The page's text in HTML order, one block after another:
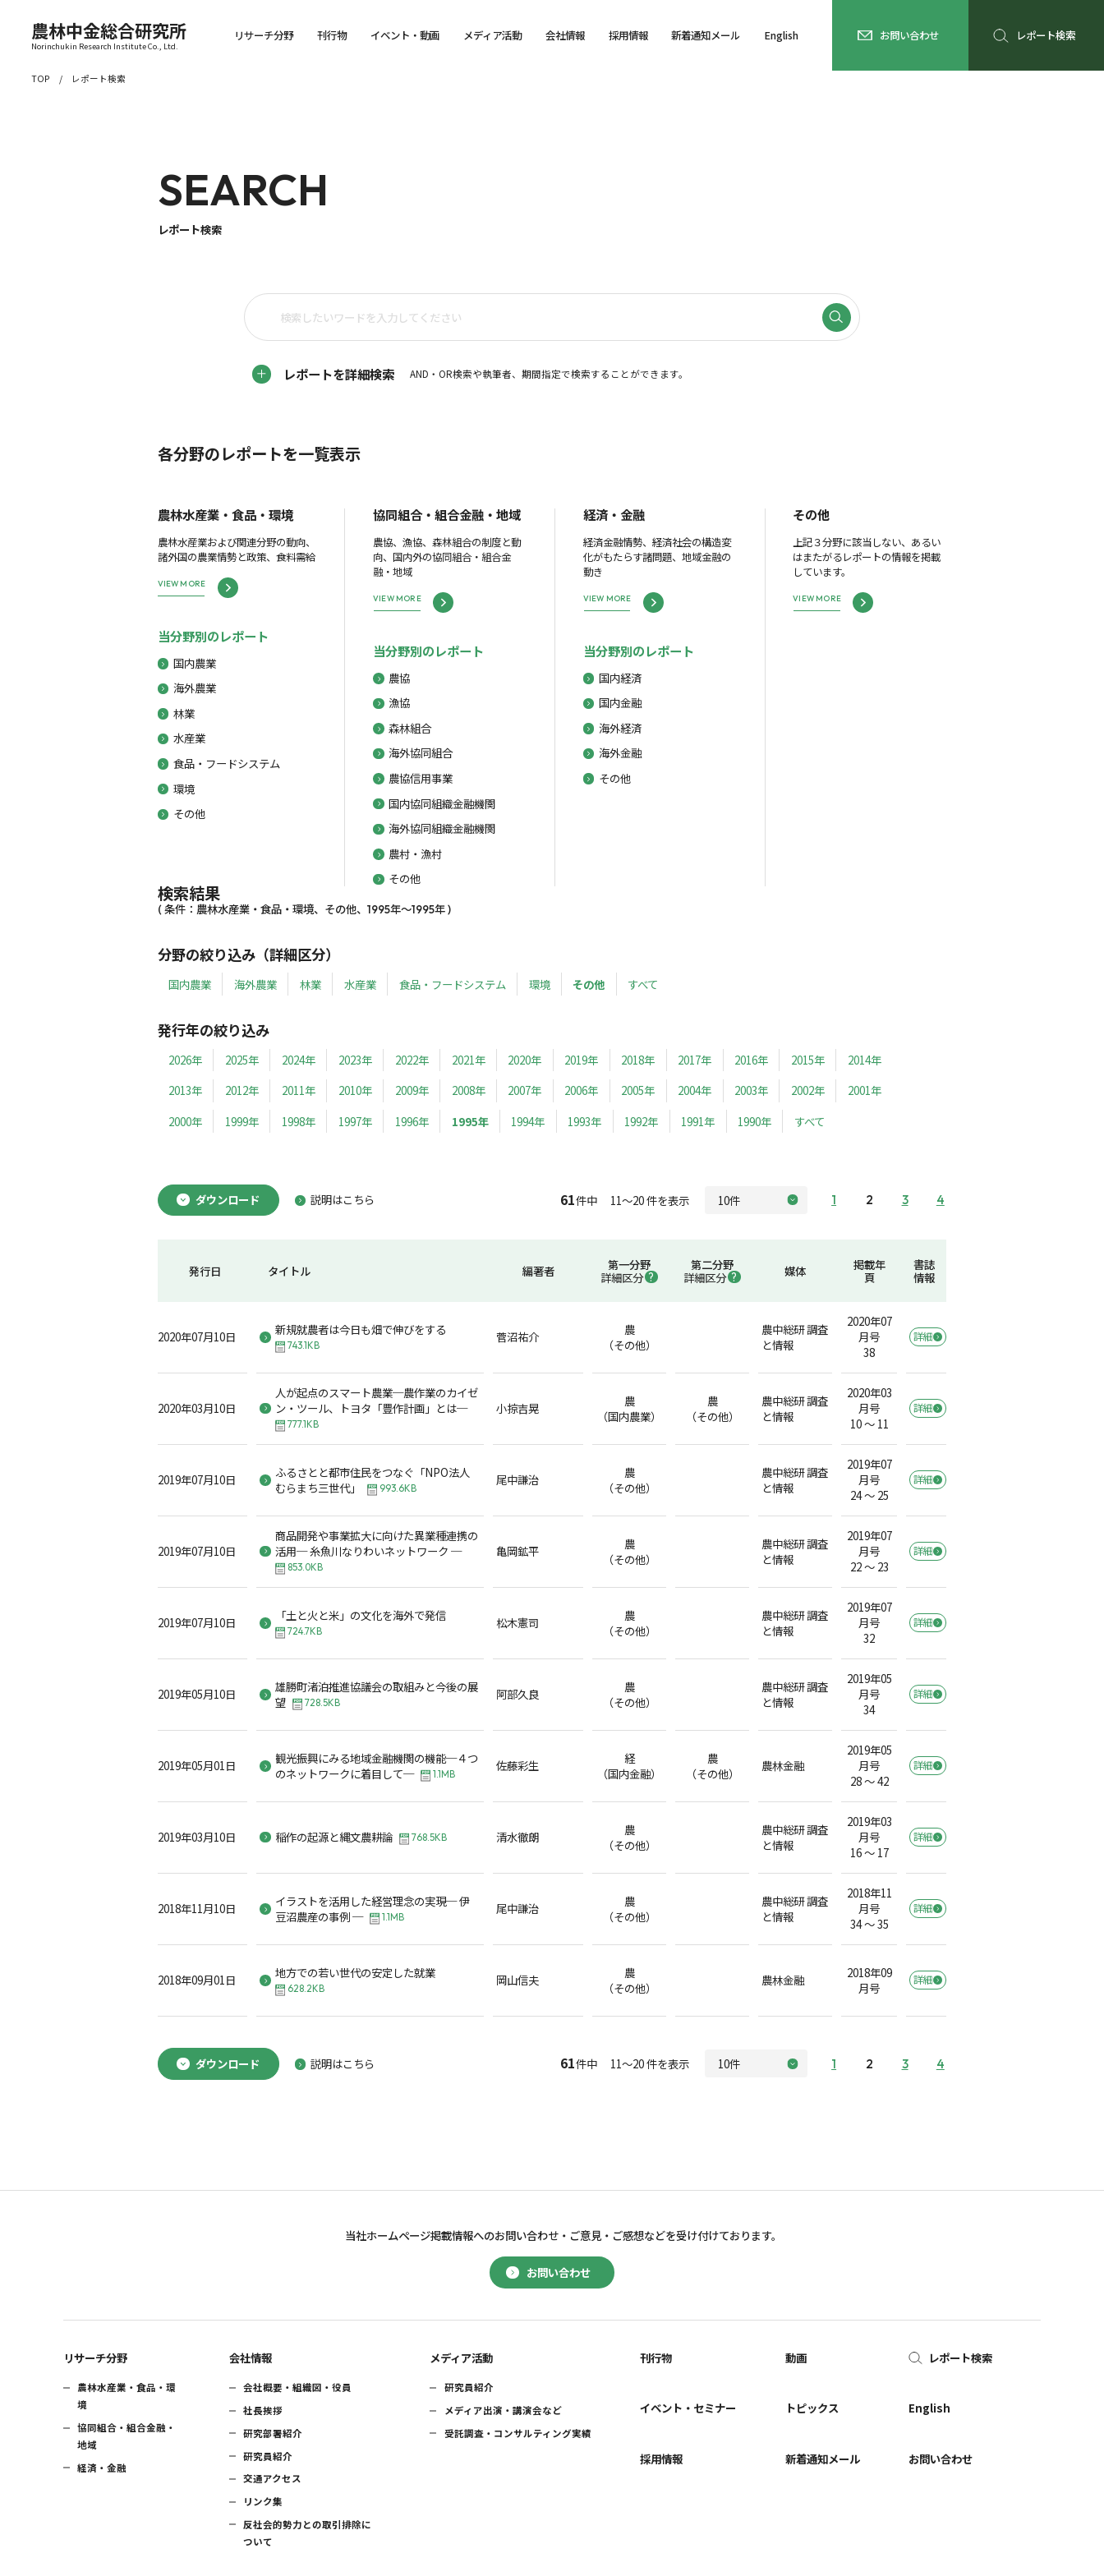
農林中金総合研究所
Norinchukin Research Institute Co., Ltd.
リサーチ分野 刊行物 イベント・動画 メディア活動 会社情報 採用情報 新着通知メール English お問い合わせ レポート検索
TOP レポート検索
SEARCH
レポート検索
レポートを詳細検索 AND・OR検索や執筆者、期間指定で検索することができます。
各分野のレポートを一覧表示
農林水産業・食品・環境
農林水産業および関連分野の動向、
諸外国の農業情勢と政策、食料需給
VIEW MORE
当分野別のレポート
国内農業
海外農業
林業
水産業
食品・フードシステム
環境
その他
協同組合・組合金融・地域
農協、漁協、森林組合の制度と動
向、国内外の協同組合・組合金
融・地域
VIEW MORE
当分野別のレポート
農協
漁協
森林組合
海外協同組合
農協信用事業
国内協同組織金融機関
海外協同組織金融機関
農村・漁村
その他
経済・金融
経済金融情勢、経済社会の構造変
化がもたらす諸問題、地域金融の
動き
VIEW MORE
当分野別のレポート
国内経済
国内金融
海外経済
海外金融
その他
その他
上記３分野に該当しない、あるい
はまたがるレポートの情報を掲載
しています。
VIEW MORE
検索結果
( 条件：農林水産業・食品・環境、その他、1995年～1995年 )
分野の絞り込み（詳細区分）
国内農業 海外農業 林業 水産業 食品・フードシステム 環境 その他 すべて
発行年の絞り込み
2026年 2025年 2024年 2023年 2022年 2021年 2020年 2019年 2018年 2017年 2016年 2015年
2014年
2013年
2012年 2011年 2010年 2009年 2008年 2007年 2006年 2005年 2004年 2003年 2002年
2001年
2000年
1999年 1998年 1997年 1996年 1995年 1994年 1993年 1992年 1991年 1990年 すべて
ダウンロード 説明はこちら 61件中 11～20 件を表示 1 2 3 4
発行日 タイトル 編著者
第一分野
詳細区分
第二分野
詳細区分
媒体
掲載年
頁
書誌
情報
2020年07月10日 新規就農者は今日も畑で伸びをする
743.1KB
菅沼祐介
農
（その他）
農中総研 調査
と情報
2020年07
月号
38
詳細
2020年03月10日
人が起点のスマート農業─農作業のカイゼ
ン・ツール、トヨタ「豊作計画」とは─
777.1KB
小掠吉晃
農
（国内農業）
農
（その他）
農中総研 調査
と情報
2020年03
月号
10 ～ 11
詳細
2019年07月10日
ふるさとと都市住民をつなぐ「NPO法人
むらまち三世代」
993.6KB
尾中謙治
農
（その他）
農中総研 調査
と情報
2019年07
月号
24 ～ 25
詳細
2019年07月10日
商品開発や事業拡大に向けた異業種連携の
活用─ 糸魚川なりわいネットワーク ─
853.0KB
亀岡鉱平
農
（その他）
農中総研 調査
と情報
2019年07
月号
22 ～ 23
詳細
2019年07月10日 「土と火と米」の文化を海外で発信
724.7KB
松木憲司
農
（その他）
農中総研 調査
と情報
2019年07
月号
32
詳細
2019年05月10日
雄勝町渚泊推進協議会の取組みと今後の展
望
728.5KB
阿部久良
農
（その他）
農中総研 調査
と情報
2019年05
月号
34
詳細
2019年05月01日
観光振興にみる地域金融機関の機能─４つ
のネットワークに着目して─
1.1MB
佐藤彩生
経
（国内金融）
農
（その他）
農林金融
2019年05
月号
28 ～ 42
詳細
2019年03月10日 稲作の起源と縄文農耕論 768.5KB 清水徹朗
農
（その他）
農中総研 調査
と情報
2019年03
月号
16 ～ 17
詳細
2018年11月10日
イラストを活用した経営理念の実現─ 伊
豆沼農産の事例 ─
1.1MB
尾中謙治
農
（その他）
農中総研 調査
と情報
2018年11
月号
34 ～ 35
詳細
2018年09月01日 地方での若い世代の安定した就業
628.2KB
岡山信夫
農
（その他）
農林金融
2018年09
月号
詳細
ダウンロード 説明はこちら 61件中 11～20 件を表示 1 2 3 4
お問い合わせ
当社ホームページ掲載情報へのお問い合わせ・ ご意見・ご感想などを受け付けております。
リサーチ分野
農林水産業・食品・環
境
協同組合・組合金融・
地域
経済・金融
会社情報
会社概要・組織図・役員
社長挨拶
研究部署紹介
研究員紹介
交通アクセス
リンク集
反社会的勢力との取引排除に
ついて
メディア活動
研究員紹介
メディア出演・講演会など
受託調査・コンサルティング実績
刊行物
イベント・セミナー
採用情報
動画
トピックス
新着通知メール
レポート検索
English
お問い合わせ